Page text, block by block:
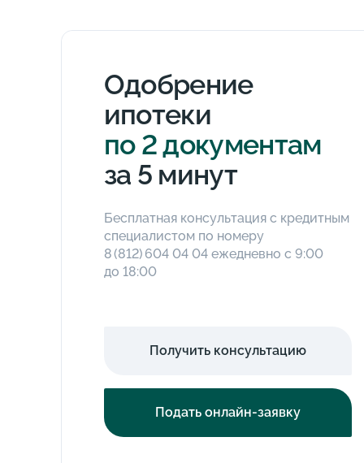
Одобрение
ипотеки
по 2 документам
за 5 минут
Бесплатная консультация с кредитным
специалистом по номеру
8 (812) 604 04 04ежедневно с 9:00
до 18:00
Получить консультацию
Подать онлайн-заявку